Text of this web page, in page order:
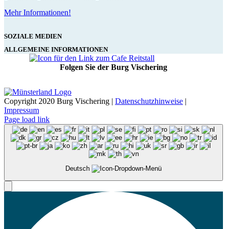
Mehr Informationen!
SOZIALE MEDIEN
ALLGEMEINE INFORMATIONEN
Folgen Sie der Burg Vischering
Copyright 2020 Burg Vischering | Datenschutzhinweise |
Impressum
Page load link
Deutsch